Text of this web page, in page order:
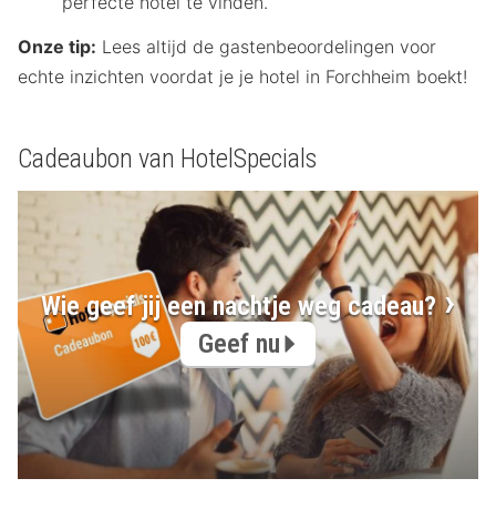
Onze tip: Lees altijd de gastenbeoordelingen voor
echte inzichten voordat je je hotel in Forchheim boekt!
Cadeaubon van HotelSpecials
Wie geef jij een nachtje weg cadeau?
Geef nu